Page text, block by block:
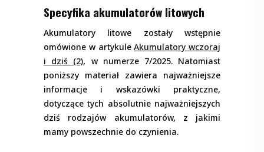
Specyfika akumulatorów litowych
Akumulatory litowe zostały wstępnie
omówione w artykuleAkumulatory wczoraj
i dziś (2), w numerze 7/2025. Natomiast
poniższy materiał zawiera najważniejsze
informacje i wskazówki praktyczne,
dotyczące tych absolutnie najważniejszych
dziś rodzajów akumulatorów, z jakimi
mamy powszechnie do czynienia.